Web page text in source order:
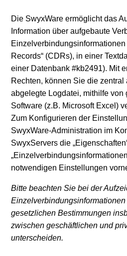
Die SwyxWare ermöglicht das
Information über aufgebaute
Einzelverbindungsinformationen
Records“ (CDRs), in einer
einer Datenbank #kb2491). Mit
Rechten, können Sie die
abgelegte Logdatei, mithilfe von
Software (z.B. Microsoft Excel)
Zum Konfigurieren der
SwyxWare-Administration im
SwyxServers die
notwendigen Einstellungen
Bitte beachten Sie bei der
gesetzlichen Bestimmungen
zwischen geschäftlichen und
unterscheiden.